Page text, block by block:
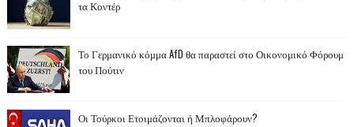
τα Κοντέρ
Το Γερμανικό κόμμα AfD θα παραστεί στο Οικονομικό Φόρουμ
του Πούτιν
Οι Τούρκοι Ετοιμάζονται ή Μπλοφάρουν?